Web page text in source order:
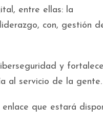
entre ellas: la
con, gestión
y
al servicio de la gente.
que estará